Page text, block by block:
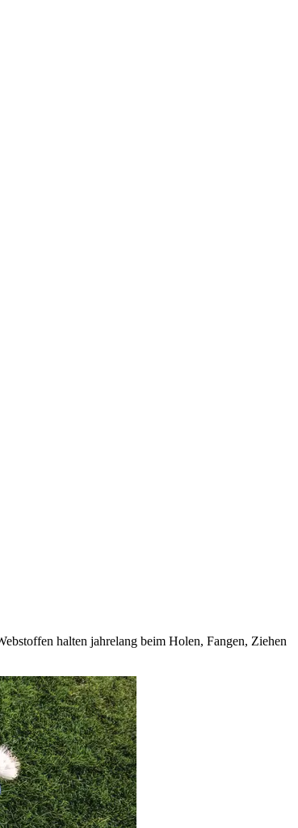
halten jahrelang beim Holen, Fangen, Ziehen